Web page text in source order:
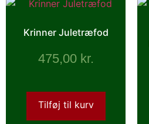
Krinner Juletræfod
475,00 kr.
Tilføj til kurv